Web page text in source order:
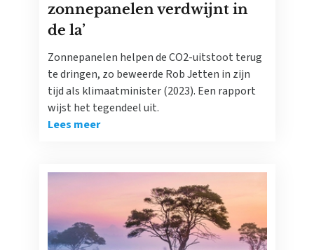
zonnepanelen verdwijnt in
de la’
Zonnepanelen helpen de CO2-uitstoot terug
te dringen, zo beweerde Rob Jetten in zijn
tijd als klimaatminister (2023). Een rapport
wijst het tegendeel uit.
Lees meer